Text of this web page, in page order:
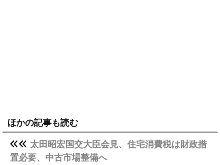
ほかの記事も読む
太田昭宏国交大臣会見、住宅消費税は財政措
置必要、中古市場整備へ